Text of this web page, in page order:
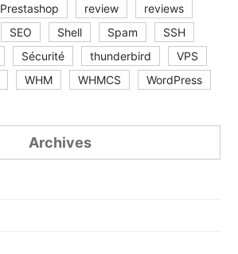
Prestashop review
reviews
SEO Shell Spam
SSH
Sécurité thunderbird
VPS
WHM WHMCS WordPress
Archives